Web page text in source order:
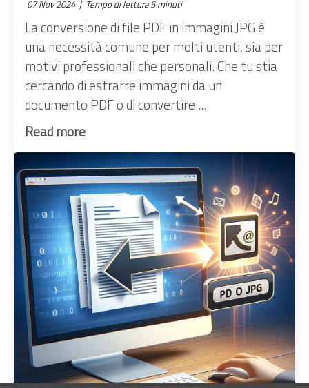
07 Nov 2024 | Tempo di lettura 5 minuti
La conversione di file PDF in immagini JPG è
una necessità comune per molti utenti, sia per
motivi professionali che personali. Che tu stia
cercando di estrarre immagini da un
documento PDF o di convertire ...
Read more